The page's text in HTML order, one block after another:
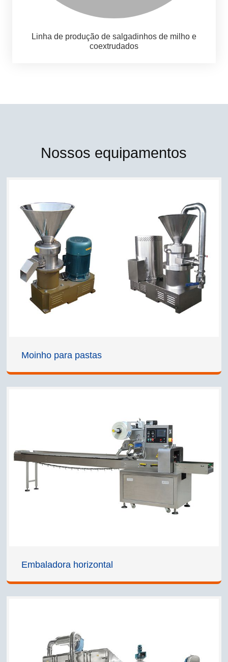
Linha de produção de salgadinhos de milho e
coextrudados
Nossos equipamentos
Moinho para pastas
Embaladora horizontal